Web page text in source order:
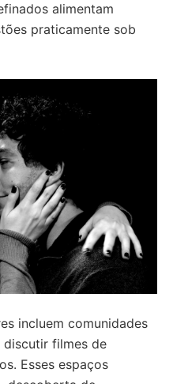
alimentam
praticamente sob
incluem comunidades
filmes de
Esses espaços